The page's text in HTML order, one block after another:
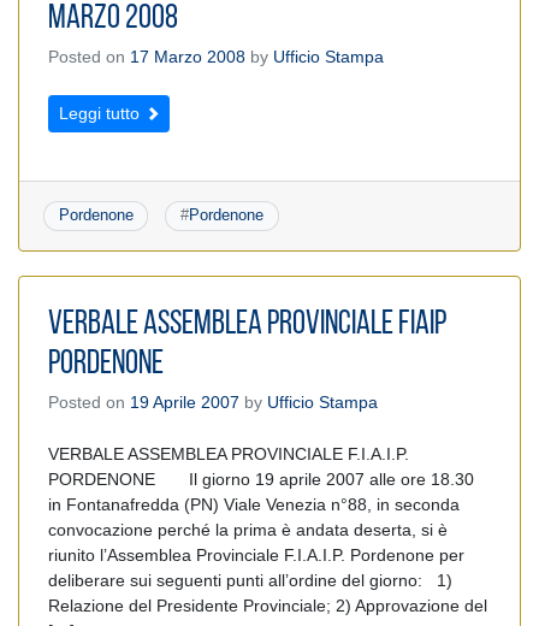
marzo 2008
Posted on 17 Marzo 2008 by Ufficio Stampa
Leggi tutto
Pordenone #Pordenone
VERBALE ASSEMBLEA PROVINCIALE FIAIP
PORDENONE
Posted on 19 Aprile 2007 by Ufficio Stampa
VERBALE ASSEMBLEA PROVINCIALE F.I.A.I.P.
PORDENONE Il giorno 19 aprile 2007 alle ore 18.30
in Fontanafredda (PN) Viale Venezia n°88, in seconda
convocazione perché la prima è andata deserta, si è
riunito l’Assemblea Provinciale F.I.A.I.P. Pordenone per
deliberare sui seguenti punti all’ordine del giorno: 1)
Relazione del Presidente Provinciale; 2) Approvazione del